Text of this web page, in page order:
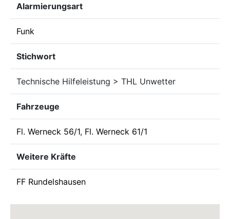
Alarmierungsart
Funk
Stichwort
Technische Hilfeleistung > THL Unwetter
Fahrzeuge
Fl. Werneck 56/1, Fl. Werneck 61/1
Weitere Kräfte
FF Rundelshausen